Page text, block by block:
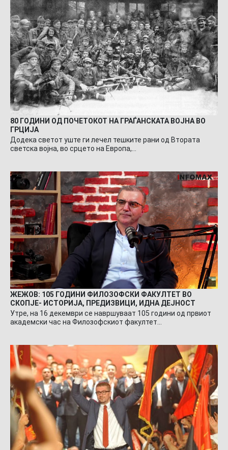
80 ГОДИНИ ОД ПОЧЕТОКОТ НА ГРАЃАНСКАТА ВОЈНА ВО
ГРЦИЈА
Додека светот уште ги лечел тешките рани од Втората
светска војна, во срцето на Европа,…
ЖЕЖОВ: 105 ГОДИНИ ФИЛОЗОФСКИ ФАКУЛТЕТ ВО
СКОПЈЕ- ИСТОРИЈА, ПРЕДИЗВИЦИ, ИДНА ДЕЈНОСТ
Утре, на 16 декември се навршуваат 105 години од првиот
академски час на Филозофскиот факултет…